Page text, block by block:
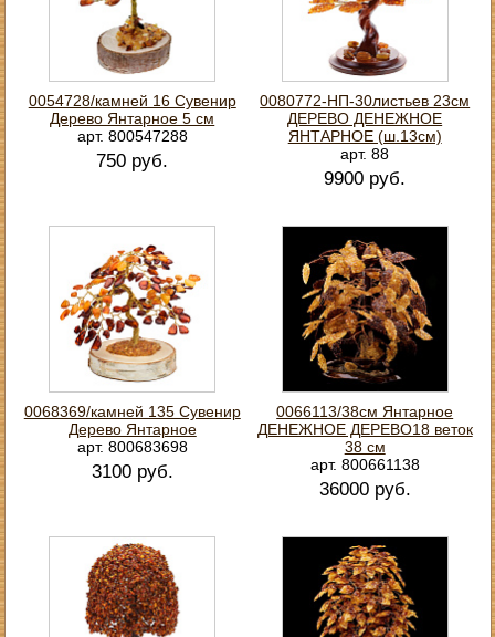
0054728/камней 16 Сувенир
Дерево Янтарное 5 см
арт. 800547288
750 руб.
0080772-НП-30листьев 23см
ДЕРЕВО ДЕНЕЖНОЕ
ЯНТАРНОЕ (ш.13см)
арт. 88
9900 руб.
0068369/камней 135 Сувенир
Дерево Янтарное
арт. 800683698
3100 руб.
0066113/38см Янтарное
ДЕНЕЖНОЕ ДЕРЕВО18 веток
38 см
арт. 800661138
36000 руб.